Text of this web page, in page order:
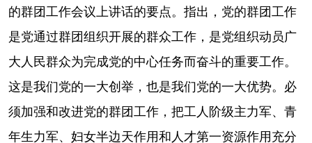
的群团工作会议上讲话的要点。指出，党的群团工作
是党通过群团组织开展的群众工作，是党组织动员广
大人民群众为完成党的中心任务而奋斗的重要工作。
这是我们党的一大创举，也是我们党的一大优势。必
须加强和改进党的群团工作，把工人阶级主力军、青
年生力军、妇女半边天作用和人才第一资源作用充分